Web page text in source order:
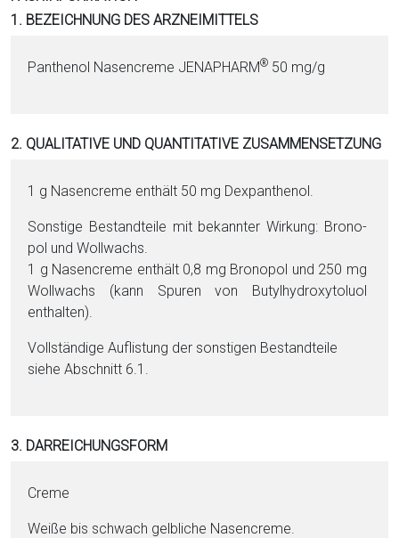
P
1. BEZEICHNUNG DES ARZNEIMITTELS
Pan­the­nol Nasencreme JENAPHARM® 50 mg/g
2. QUALITATIVE UND QUANTITATIVE ZUSAMMENSETZUNG
1 g Nasencreme enthält 50 mg Dex­pan­the­nol.
Sonstige Be­stand­tei­le mit bekannter Wirkung: Bro­no­
pol und Woll­wachs.
1 g Nasencreme enthält 0,8 mg Bro­no­pol und 250 mg
Woll­wachs (kann Spu­ren von Bu­tyl­hy­dro­xy­tolu­ol
enthalten).
Vollständige Auflistung der sonstigen Be­stand­tei­le
siehe Abschnitt 6.1.
3. DARREICHUNGSFORM
Creme
Weiße bis schwach gelbliche Nasencreme.